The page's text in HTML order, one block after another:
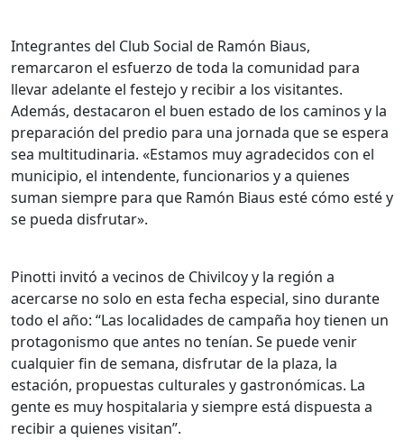
Integrantes del Club Social de Ramón Biaus,
remarcaron el esfuerzo de toda la comunidad para
llevar adelante el festejo y recibir a los visitantes.
Además, destacaron el buen estado de los caminos y la
preparación del predio para una jornada que se espera
sea multitudinaria. «Estamos muy agradecidos con el
municipio, el intendente, funcionarios y a quienes
suman siempre para que Ramón Biaus esté cómo esté y
se pueda disfrutar».
Pinotti invitó a vecinos de Chivilcoy y la región a
acercarse no solo en esta fecha especial, sino durante
todo el año: “Las localidades de campaña hoy tienen un
protagonismo que antes no tenían. Se puede venir
cualquier fin de semana, disfrutar de la plaza, la
estación, propuestas culturales y gastronómicas. La
gente es muy hospitalaria y siempre está dispuesta a
recibir a quienes visitan”.